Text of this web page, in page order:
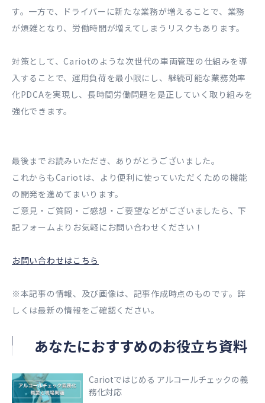
す。一方で、ドライバーに新たな業務が増えることで、業務
が煩雑となり、労働時間が増えてしまうリスクもあります。
対策として、Cariotのような次世代の車両管理の仕組みを導
入することで、運用負荷を最小限にし、継続可能な業務効率
化PDCAを実現し、長時間労働問題を是正していく取り組みを
強化できます。
最後までお読みいただき、ありがとうございました。
これからもCariotは、より便利に使っていただくための機能
の開発を進めてまいります。
ご意見・ご質問・ご感想・ご要望などがございましたら、下
記フォームよりお気軽にお問い合わせください！
お問い合わせはこちら
※本記事の情報、及び画像は、記事作成時点のものです。詳
しくは最新の情報をご確認ください。
あなたにおすすめのお役立ち資料
Cariotではじめる アルコールチェックの義
務化対応